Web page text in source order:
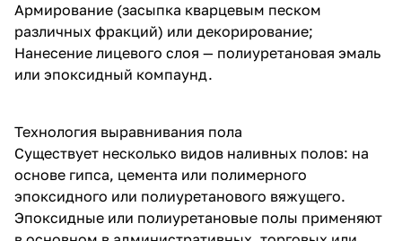
Армирование (засыпка кварцевым песком
различных фракций) или декорирование;
Нанесение лицевого слоя — полиуретановая эмаль
или эпоксидный компаунд.
Технология выравнивания пола
Существует несколько видов наливных полов: на
основе гипса, цемента или полимерного
эпоксидного или полиуретанового вяжущего.
Эпоксидные или полиуретановые полы применяют